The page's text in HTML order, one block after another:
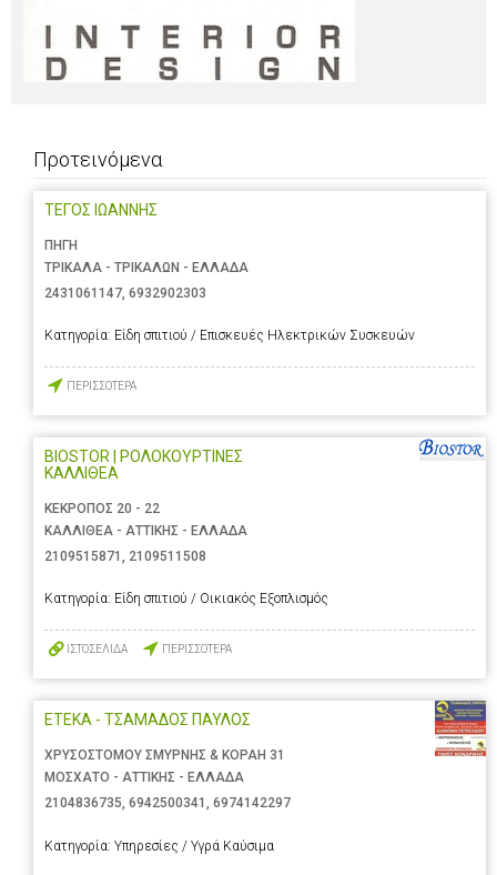
Προτεινόμενα
ΤΕΓΟΣ ΙΩΑΝΝΗΣ
ΠΗΓΗ
ΤΡΙΚΑΛΑ - ΤΡΙΚΑΛΩΝ - ΕΛΛΑΔΑ
2431061147 6932902303
Κατηγορία: Είδη σπιτιού / Επισκευές Ηλεκτρικών Συσκευών
ΠΕΡΙΣΣΟΤΕΡΑ
BIOSTOR | ΡΟΛΟΚΟΥΡΤΙΝΕΣ
ΚΑΛΛΙΘΕΑ
ΚΕΚΡΟΠΟΣ 20 - 22
ΚΑΛΛΙΘΕΑ - ΑΤΤΙΚΗΣ - ΕΛΛΑΔΑ
2109515871 , 2109511508
Κατηγορία: Είδη σπιτιού / Οικιακός Εξοπλισμός
ΙΣΤΟΣΕΛΙΔΑ ΠΕΡΙΣΣΟΤΕΡΑ
ΕΤΕΚΑ - ΤΣΑΜΑΔΟΣ ΠΑΥΛΟΣ
ΧΡΥΣΟΣΤΟΜΟΥ ΣΜΥΡΝΗΣ & ΚΟΡΑΗ 31
ΜΟΣΧΑΤΟ - ΑΤΤΙΚΗΣ - ΕΛΛΑΔΑ
2104836735, 6942500341 , 6974142297
Κατηγορία: Υπηρεσίες / Υγρά Καύσιμα